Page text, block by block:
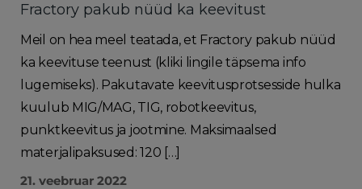
Fractory pakub nüüd ka keevitust
Meil on hea meel teatada, et Fractory pakub nüüd
ka keevituse teenust (kliki lingile täpsema info
lugemiseks). Pakutavate keevitusprotsesside hulka
kuulub MIG/MAG, TIG, robotkeevitus,
punktkeevitus ja jootmine. Maksimaalsed
materjalipaksused: 120 […]
21. veebruar 2022